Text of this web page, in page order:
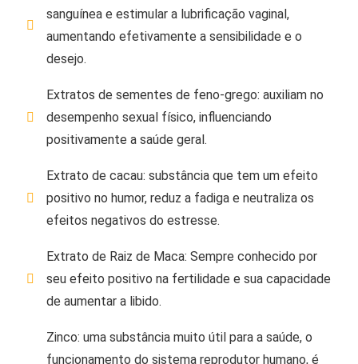
sanguínea e estimular a lubrificação vaginal,
aumentando efetivamente a sensibilidade e o
desejo.
Extratos de sementes de feno-grego: auxiliam no
desempenho sexual físico, influenciando
positivamente a saúde geral.
Extrato de cacau: substância que tem um efeito
positivo no humor, reduz a fadiga e neutraliza os
efeitos negativos do estresse.
Extrato de Raiz de Maca: Sempre conhecido por
seu efeito positivo na fertilidade e sua capacidade
de aumentar a libido.
Zinco: uma substância muito útil para a saúde, o
funcionamento do sistema reprodutor humano, é